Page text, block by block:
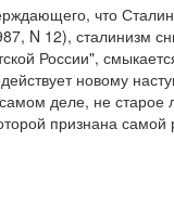
что
N 12), сталинизм
России",
новому
деле, не
признана